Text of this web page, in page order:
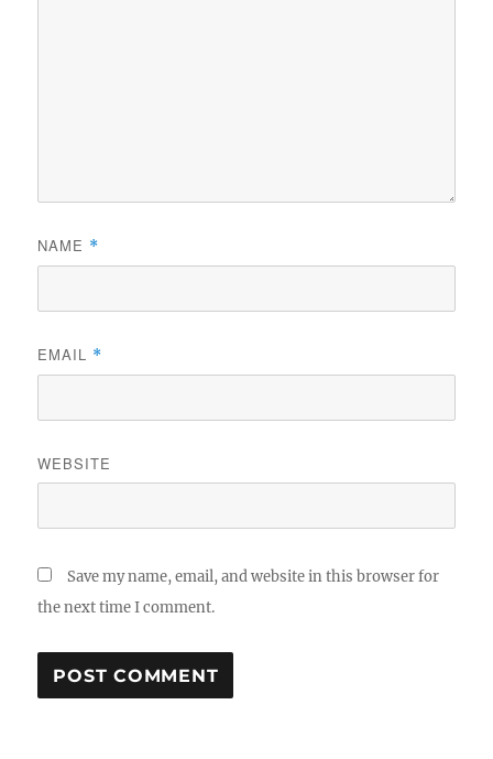
NAME *
EMAIL *
WEBSITE
Save my name, email, and website in this browser for
the next time I comment.